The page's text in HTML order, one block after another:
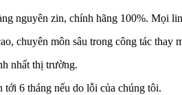
nguyên zin, chính hãng 100%. Mọi
chuyên môn sâu trong công tác thay
nhất thị trường.
6 tháng nếu do lỗi của chúng tôi.